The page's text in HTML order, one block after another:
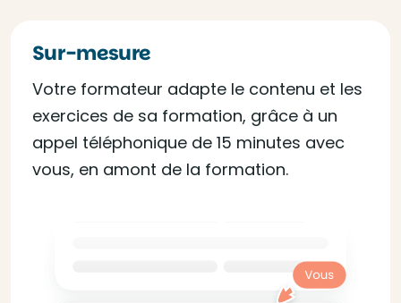
Sur-mesure
Votre formateur adapte le contenu et les
exercices de sa formation, grâce à un
appel téléphonique de 15 minutes avec
vous, en amont de la formation.